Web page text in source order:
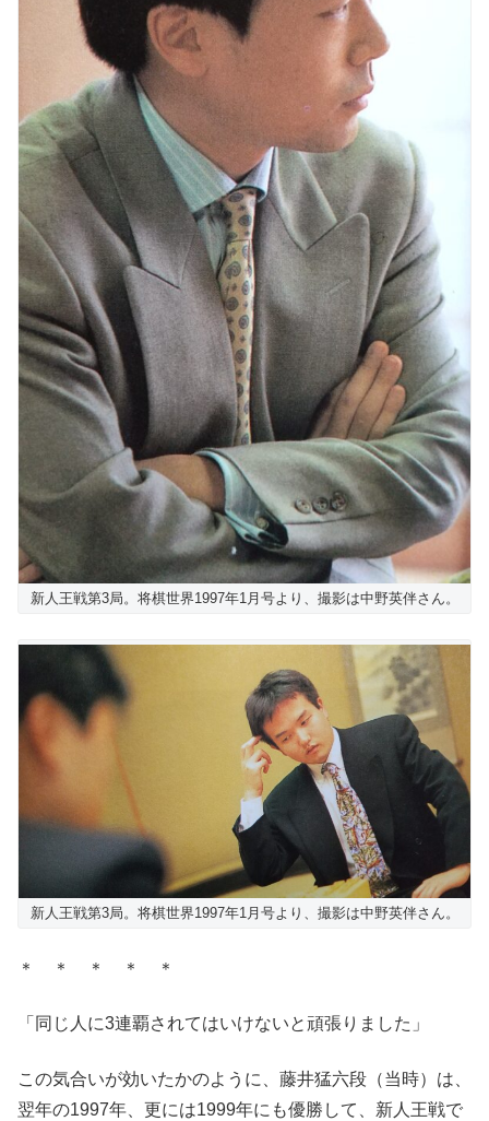
新人王戦第3局。将棋世界1997年1月号より、撮影は中野英伴さん。
新人王戦第3局。将棋世界1997年1月号より、撮影は中野英伴さん。
＊ ＊ ＊ ＊ ＊
「同じ人に3連覇されてはいけないと頑張りました」
この気合いが効いたかのように、藤井猛六段（当時）は、
翌年の1997年、更には1999年にも優勝して、新人王戦で